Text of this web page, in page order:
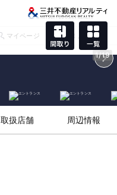
マイページ メニュー
1/19
取扱店舗 周辺情報